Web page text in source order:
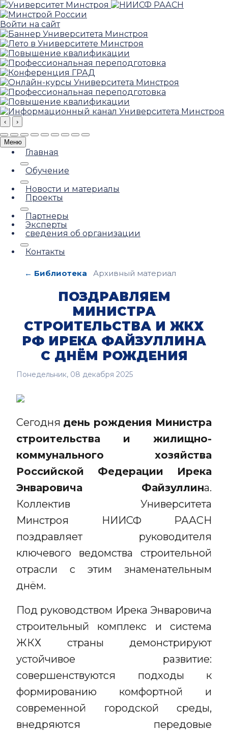
Войти на сайт
‹ ›
Меню
Главная
Обучение
Новости и материалы
Проекты
Партнеры
Эксперты
сведения об организации
Контакты
← Библиотека Архивный материал
ПОЗДРАВЛЯЕМ
МИНИСТРА
СТРОИТЕЛЬСТВА И ЖКХ
РФ ИРЕКА ФАЙЗУЛЛИНА
С ДНЁМ РОЖДЕНИЯ
Понедельник, 08 декабря 2025
Сегодня день рождения Министра
строительства и жилищно-
коммунального хозяйства
Российской Федерации Ирека
Энваровича Файзуллина.
Коллектив Университета
Минстроя НИИСФ РААСН
поздравляет руководителя
ключевого ведомства строительной
отрасли с этим знаменательным
днём.
Под руководством Ирека Энваровича
строительный комплекс и система
ЖКХ страны демонстрируют
устойчивое развитие:
совершенствуются подходы к
формированию комфортной и
современной городской среды,
внедряются передовые